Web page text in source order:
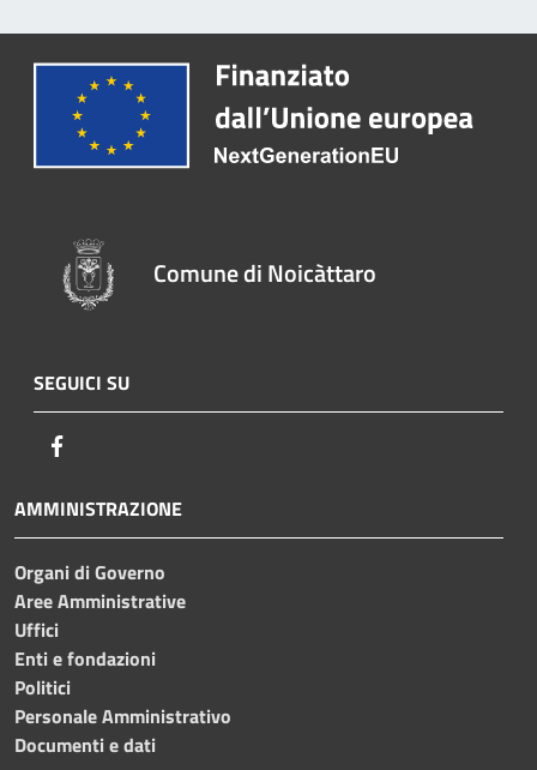
Comune di Noicàttaro
SEGUICI SU
AMMINISTRAZIONE
Organi di Governo
Aree Amministrative
Uffici
Enti e fondazioni
Politici
Personale Amministrativo
Documenti e dati